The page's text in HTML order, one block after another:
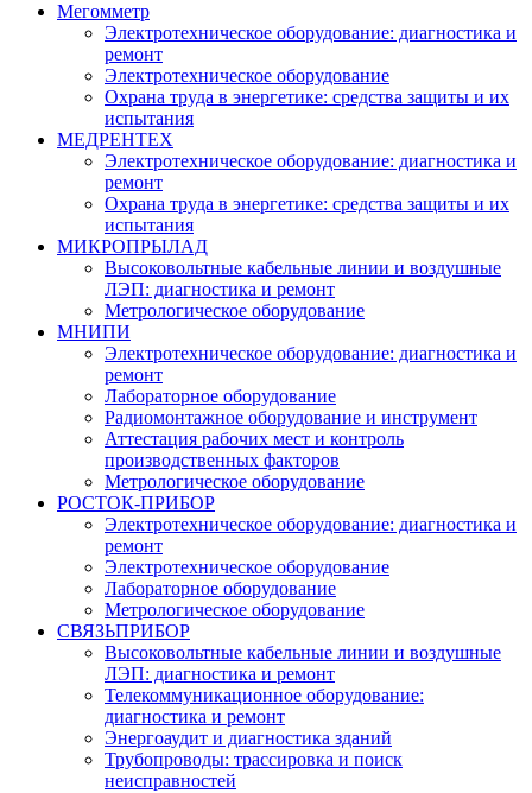
Мегомметр
Электротехническое оборудование: диагностика и
ремонт
Электротехническое оборудование
Охрана труда в энергетике: средства защиты и их
испытания
МЕДРЕНТЕХ
Электротехническое оборудование: диагностика и
ремонт
Охрана труда в энергетике: средства защиты и их
испытания
МИКРОПРЫЛАД
Высоковольтные кабельные линии и воздушные
ЛЭП: диагностика и ремонт
Метрологическое оборудование
МНИПИ
Электротехническое оборудование: диагностика и
ремонт
Лабораторное оборудование
Радиомонтажное оборудование и инструмент
Аттестация рабочих мест и контроль
производственных факторов
Метрологическое оборудование
РОСТОК-ПРИБОР
Электротехническое оборудование: диагностика и
ремонт
Электротехническое оборудование
Лабораторное оборудование
Метрологическое оборудование
СВЯЗЬПРИБОР
Высоковольтные кабельные линии и воздушные
ЛЭП: диагностика и ремонт
Телекоммуникационное оборудование:
диагностика и ремонт
Энергоаудит и диагностика зданий
Трубопроводы: трассировка и поиск
неисправностей